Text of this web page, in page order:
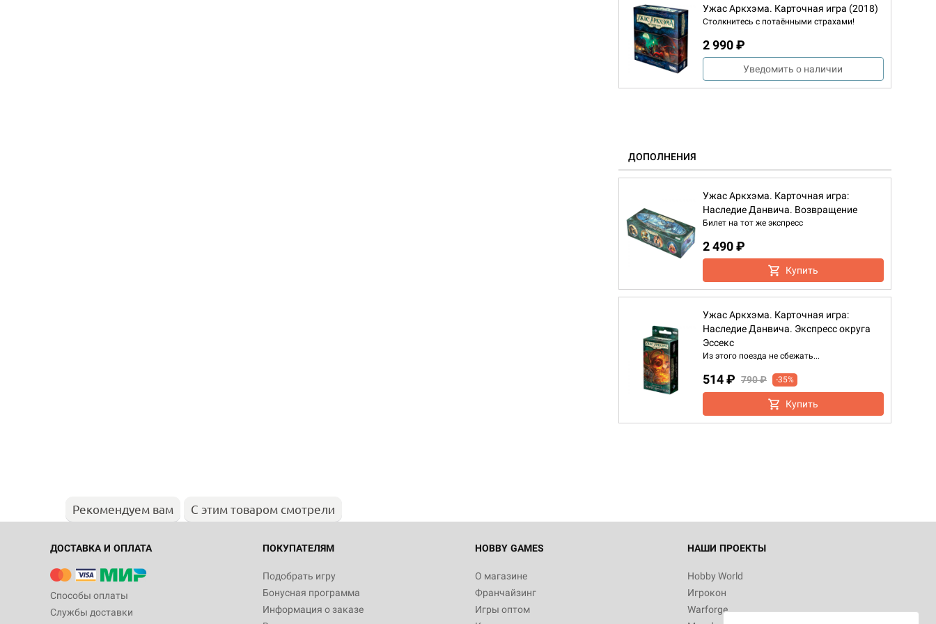
Ужас Аркхэма. Карточная игра (2018)
Столкнитесь с потаёнными страхами!
2 990 ₽
Уведомить о наличии
ДОПОЛНЕНИЯ
Ужас Аркхэма. Карточная игра:
Наследие Данвича. Возвращение
Билет на тот же экспресс
2 490 ₽
Купить
Ужас Аркхэма. Карточная игра:
Наследие Данвича. Экспресс округа
Эссекс
Из этого поезда не сбежать...
514 ₽ 790 ₽ -35%
Купить
Рекомендуем вам С этим товаром смотрели
ДОСТАВКА И ОПЛАТА
Способы оплаты
Службы доставки
ПОКУПАТЕЛЯМ
Подобрать игру
Бонусная программа
Информация о заказе
HOBBY GAMES
О магазине
Франчайзинг
Игры оптом
НАШИ ПРОЕКТЫ
Hobby World
Игрокон
Warforge